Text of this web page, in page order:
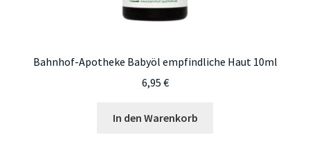
Bahnhof-Apotheke Babyöl empfindliche Haut 10ml
6,95 €
In den Warenkorb